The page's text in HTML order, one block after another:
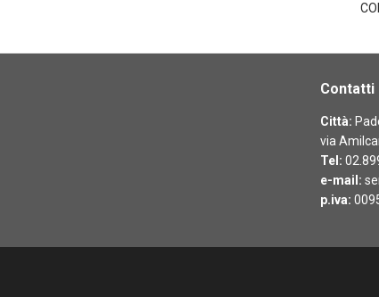
Contatti
Città:
via
Tel:
e-mail:
p.iva: